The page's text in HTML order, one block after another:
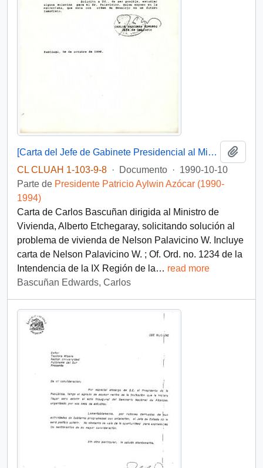
[Carta del Jefe de Gabinete Presidencial al Ministro de Vivienda]
CL CLUAH 1-103-9-8 · Documento · 1990-10-10
Parte de Presidente Patricio Aylwin Azócar (1990-
1994)
Carta de Carlos Bascuñan dirigida al Ministro de
Vivienda, Alberto Etchegaray, solicitando solución al
problema de vivienda de Nelson Palavicino W. Incluye
carta de Nelson Palavicino W. ; Of. Ord. no. 1234 de la
Intendencia de la IX Región de la… read more
Bascuñan Edwards, Carlos